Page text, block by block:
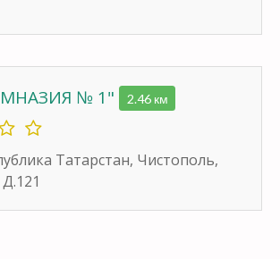
№ 1" 2.46 км
Татарстан, Чистополь,